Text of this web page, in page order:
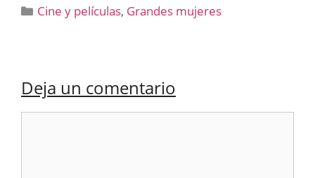
Categorías
Cine y películas, Grandes mujeres
Deja un comentario